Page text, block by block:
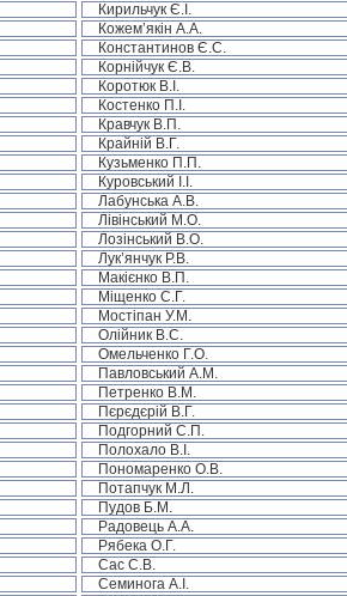
Кирильчук Є.І.
Кожем’якін А.А.
Константинов Є.С.
Корнійчук Є.В.
Коротюк В.І.
Костенко П.І.
Кравчук В.П.
Крайній В.Г.
Кузьменко П.П.
Куровський І.І.
Лабунська А.В.
Лівінський М.О.
Лозінський В.О.
Лук’янчук Р.В.
Макієнко В.П.
Міщенко С.Г.
Мостіпан У.М.
Олійник В.С.
Омельченко Г.О.
Павловський А.М.
Петренко В.М.
Пєрєдєрій В.Г.
Подгорний С.П.
Полохало В.І.
Пономаренко О.В.
Потапчук М.Л.
Пудов Б.М.
Радовець А.А.
Рябека О.Г.
Сас С.В.
Семинога А.І.